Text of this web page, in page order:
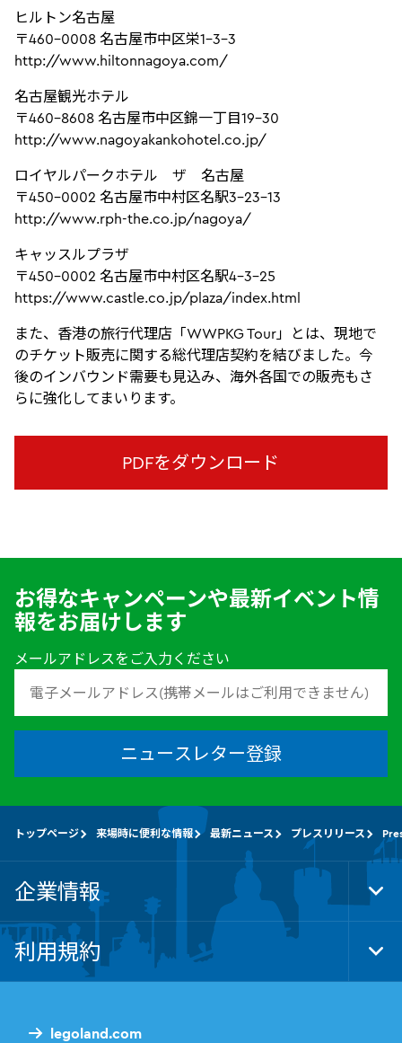
ヒルトン名古屋
〒460-0008 名古屋市中区栄1-3-3
http://www.hiltonnagoya.com/
名古屋観光ホテル
〒460-8608 名古屋市中区錦一丁目19-30
http://www.nagoyakankohotel.co.jp/
ロイヤルパークホテル ザ 名古屋
〒450-0002 名古屋市中村区名駅3-23-13
http://www.rph-the.co.jp/nagoya/
キャッスルプラザ
〒450-0002 名古屋市中村区名駅4-3-25
https://www.castle.co.jp/plaza/index.html
また、香港の旅行代理店「WWPKG Tour」とは、現地で
のチケット販売に関する総代理店契約を結びました。今
後のインバウンド需要も見込み、海外各国での販売もさ
らに強化してまいります。
PDFをダウンロード
お得なキャンペーンや最新イベント情
報をお届けします
メールアドレスをご入力ください
ニュースレター登録
legoland.com
トップページ 来場時に便利な情報 最新ニュース プレスリリース
企業情報
利用規約